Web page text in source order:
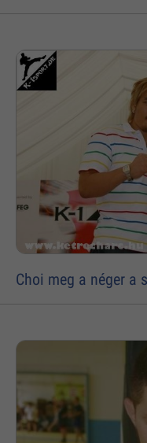
Choi meg a néger a